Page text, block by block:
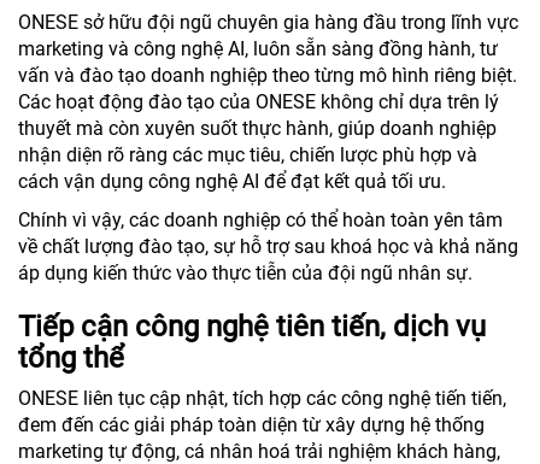
ONESE sở hữu đội ngũ chuyên gia hàng đầu trong lĩnh vực
marketing và công nghệ AI, luôn sẵn sàng đồng hành, tư
vấn và đào tạo doanh nghiệp theo từng mô hình riêng biệt.
Các hoạt động đào tạo của ONESE không chỉ dựa trên lý
thuyết mà còn xuyên suốt thực hành, giúp doanh nghiệp
nhận diện rõ ràng các mục tiêu, chiến lược phù hợp và
cách vận dụng công nghệ AI để đạt kết quả tối ưu.
Chính vì vậy, các doanh nghiệp có thể hoàn toàn yên tâm
về chất lượng đào tạo, sự hỗ trợ sau khoá học và khả năng
áp dụng kiến thức vào thực tiễn của đội ngũ nhân sự.
Tiếp cận công nghệ tiên tiến, dịch vụ
tổng thể
ONESE liên tục cập nhật, tích hợp các công nghệ tiến tiến,
đem đến các giải pháp toàn diện từ xây dựng hệ thống
marketing tự động, cá nhân hoá trải nghiệm khách hàng,